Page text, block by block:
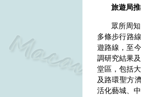
旅遊局推
眾所周
多條步行路
遊路線，至
調研究結果
堂區，包括
及路環聖方
活化藝城、